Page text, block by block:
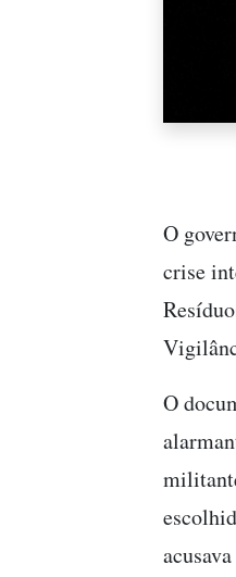
O
crise
O